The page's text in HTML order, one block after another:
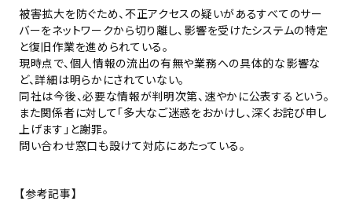
被害拡大を防ぐため、不正アクセスの疑いがあるすべてのサー
バーをネットワークから切り離し、影響を受けたシステムの特定
と復旧作業を進められている。
現時点で、個人情報の流出の有無や業務への具体的な影響な
ど、詳細は明らかにされていない。
同社は今後、必要な情報が判明次第、速やかに公表するという。
また関係者に対して「多大なご迷惑をおかけし、深くお詫び申し
上げます」と謝罪。
問い合わせ窓口も設けて対応にあたっている。
【参考記事】